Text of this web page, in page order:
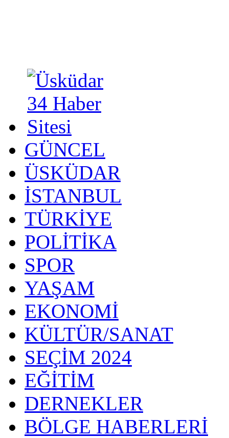
GÜNCEL
ÜSKÜDAR
İSTANBUL
TÜRKİYE
POLİTİKA
SPOR
YAŞAM
EKONOMİ
KÜLTÜR/SANAT
SEÇİM 2024
EĞİTİM
DERNEKLER
BÖLGE HABERLERİ